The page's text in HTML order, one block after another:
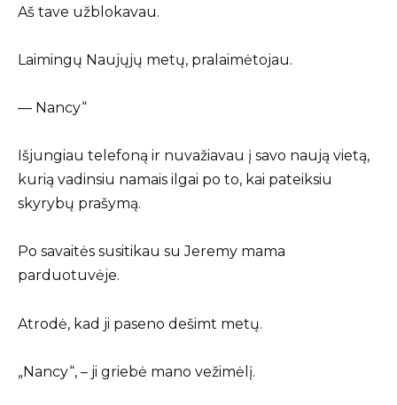
Aš tave užblokavau.
Laimingų Naujųjų metų, pralaimėtojau.
— Nancy“
Išjungiau telefoną ir nuvažiavau į savo naują vietą,
kurią vadinsiu namais ilgai po to, kai pateiksiu
skyrybų prašymą.
Po savaitės susitikau su Jeremy mama
parduotuvėje.
Atrodė, kad ji paseno dešimt metų.
„Nancy“, – ji griebė mano vežimėlį.